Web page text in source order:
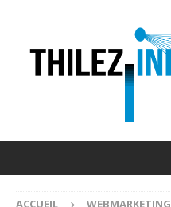
ACCUEIL WEBMARKETING